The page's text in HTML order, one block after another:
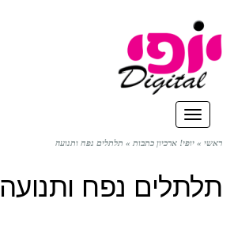
תפריט
ראשי » יופי! ארכיון כתבות » תלתלים נפח ותנועה
תלתלים נפח ותנועה